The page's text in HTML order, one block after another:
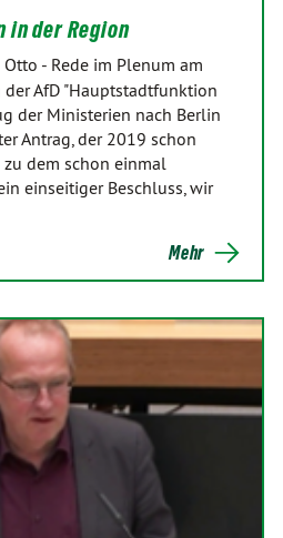
in der Region
Otto - Rede im Plenum am
AfD "Hauptstadtfunktion
der Ministerien nach Berlin
Antrag, der 2019 schon
dem schon einmal
einseitiger Beschluss, wir
Mehr